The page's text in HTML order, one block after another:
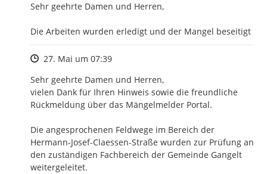
Sehr geehrte Damen und Herren,
Die Arbeiten wurden erledigt und der Mangel beseitigt
Zeitpunkt des Erstellens
27. Mai um 07:39
Sehr geehrte Damen und Herren,
vielen Dank für Ihren Hinweis sowie die freundliche
Rückmeldung über das Mängelmelder Portal.
Die angesprochenen Feldwege im Bereich der
Hermann-Josef-Claessen-Straße wurden zur Prüfung an
den zuständigen Fachbereich der Gemeinde Gangelt
weitergeleitet.